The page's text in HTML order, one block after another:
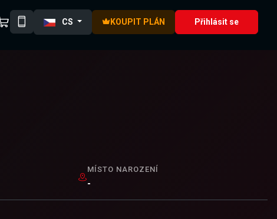
CS KOUPIT PLÁN Přihlásit se
MÍSTO NAROZENÍ
-